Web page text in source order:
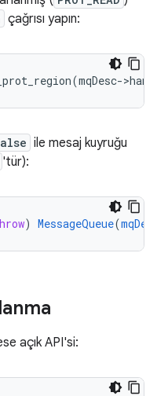
çağrısı yapın:
(mqDesc->
ile mesaj kuyruğu
'tür):
) MessageQueue(
açık API'si: